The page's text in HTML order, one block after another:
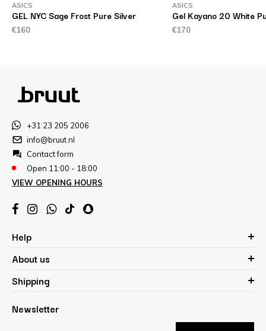
ASICS
GEL NYC Sage Frost Pure Silver
€160
ASICS
Gel Kayano 20 White
€170
+31 23 205 2006
info@bruut.nl
Contact form
Open 11:00 - 18:00
VIEW OPENING HOURS
Help
About us
Shipping
Newsletter